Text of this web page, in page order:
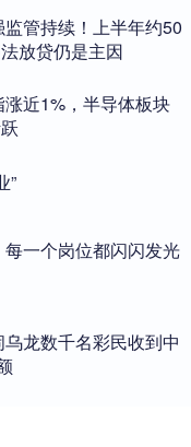
管持续！上半年约50
放贷仍是主因
近1%，半导体板块
”
一个岗位都闪闪发光
龙数千名彩民收到中